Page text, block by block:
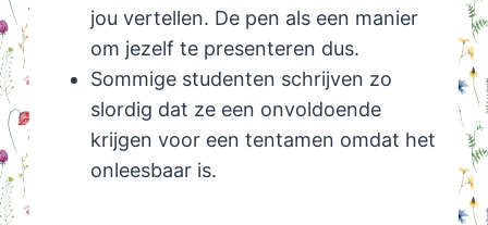
jou vertellen. De pen als een manier
om jezelf te presenteren dus.
Sommige studenten schrijven zo
slordig dat ze een onvoldoende
krijgen voor een tentamen omdat het
onleesbaar is.